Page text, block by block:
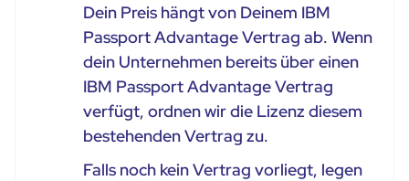
Dein Preis hängt von Deinem IBM
Passport Advantage Vertrag ab. Wenn
dein Unternehmen bereits über einen
IBM Passport Advantage Vertrag
verfügt, ordnen wir die Lizenz diesem
bestehenden Vertrag zu.
Falls noch kein Vertrag vorliegt, legen